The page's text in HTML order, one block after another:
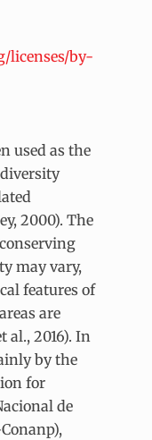
licenses/by-
used as the
2000). The
may vary,
features of
are
al., 2016). In
by the
for
de